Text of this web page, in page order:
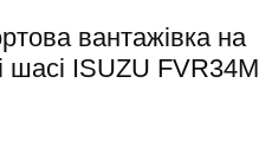
вантажівка на
шасі ISUZU FVR34M